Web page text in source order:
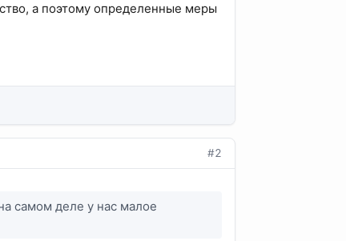
а поэтому определенные меры
#2
самом деле у нас малое